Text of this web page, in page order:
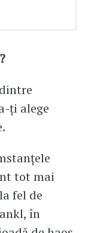
ți alege
tot mai
fel de
în